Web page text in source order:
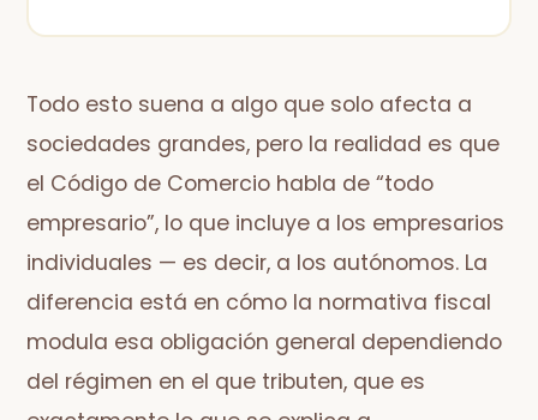
Todo esto suena a algo que solo afecta a
sociedades grandes, pero la realidad es que
el Código de Comercio habla de “todo
empresario”, lo que incluye a los empresarios
individuales — es decir, a los autónomos. La
diferencia está en cómo la normativa fiscal
modula esa obligación general dependiendo
del régimen en el que tributen, que es